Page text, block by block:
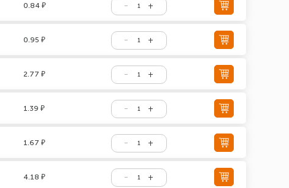
0.84 ₽
0.95 ₽
2.77 ₽
1.39 ₽
1.67 ₽
4.18 ₽